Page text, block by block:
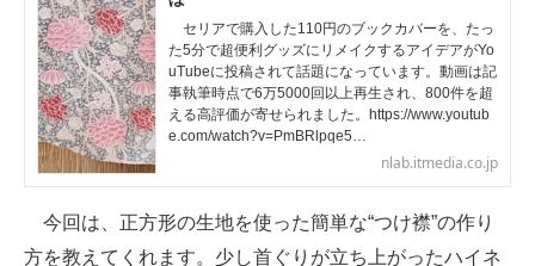
セリアで購入した110円のブックカバーを、たっ
た5分で超便利グッズにリメイクするアイデアがYo
uTubeに投稿されて話題になっています。動画は記
事執筆時点で6万5000回以上再生され、800件を超
える高評価が寄せられました。https://www.youtub
e.com/watch?v=PmBRlpqe5…
nlab.itmedia.co.jp
今回は、正方形の生地を使った簡単な“つけ襟”の作り
方を教えてくれます。少し首ぐりが立ち上がったハイネ